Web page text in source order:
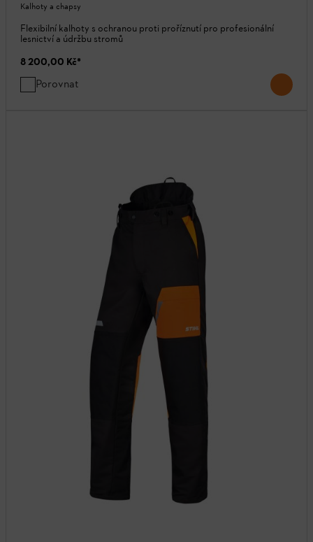
Kalhoty a chapsy
Flexibilní kalhoty s ochranou proti proříznutí pro profesionální
lesnictví a údržbu stromů
8 200,00 Kč*
Porovnat